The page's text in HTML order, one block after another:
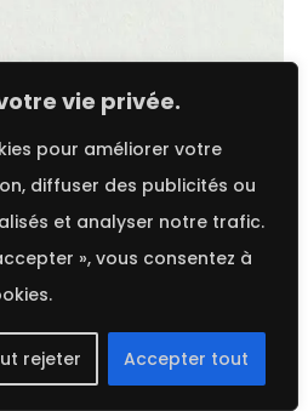
vie privée.
pour améliorer votre
diffuser des publicités ou
et analyser notre trafic.
», vous consentez à
rejeter Accepter tout
| Gmund
. Tous droits réservés.